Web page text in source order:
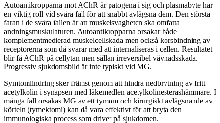
Autoantikropparna mot AChR är patogena i sig och plasmabyte har
en viktig roll vid svåra fall för att snabbt avlägsna dem. Den största
faran i de svåra fallen är att muskelsvagheten ska omfatta
andningsmuskulaturen. Autoantikropparna orsakar både
komplementmedierad muskelcellskada men också korsbindning av
receptorerna som då svarar med att internaliseras i cellen. Resultatet
blir få AChR på cellytan men sällan irreversibel vävnadsskada.
Progressiv sjukdomsbild är inte typiskt vid MG.
Symtomlindring sker främst genom att hindra nedbrytning av fritt
acetylkolin i synapsen med läkemedlen acetylkolinesterashämmare. I
många fall orsakas MG av ett tymom och kirurgiskt avlägsnande av
körteln (tymektomi) kan då vara effektivt för att bryta den
immunologiska process som driver på sjukdomen.